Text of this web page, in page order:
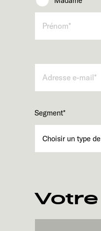
Segment*